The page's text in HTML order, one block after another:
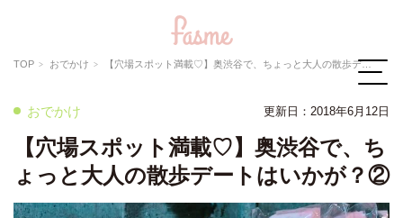
TOP おでかけ 【穴場スポット満載♡】奥渋谷で、ちょっと大人の散歩デートはいかが？②
おでかけ 更新日：2018年6月12日
【穴場スポット満載♡】奥渋谷で、ち
ょっと大人の散歩デートはいかが？②